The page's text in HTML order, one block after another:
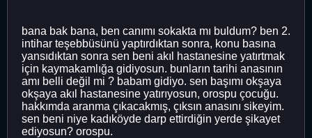
bana bak bana, ben canımı sokakta mı buldum? ben 2.
intihar teşebbüsünü yaptırdıktan sonra, konu basına
yansıdıktan sonra sen beni akıl hastanesine yatırtmak
için kaymakamlığa gidiyosun. bunların tarihi anasının
amı belli değil mi ? babam gidiyo. sen başımı okşaya
okşaya akıl hastanesine yatırıyosun, orospu çocuğu.
hakkımda aranma çıkacakmış, çıksın anasını sikeyim.
sen beni niye kadıköyde darp ettirdiğin yerde şikayet
ediyosun? orospu.